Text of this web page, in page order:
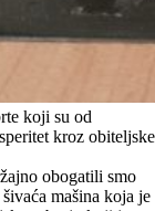
koji su od
kroz obiteljske
obogatili smo
mašina koja je